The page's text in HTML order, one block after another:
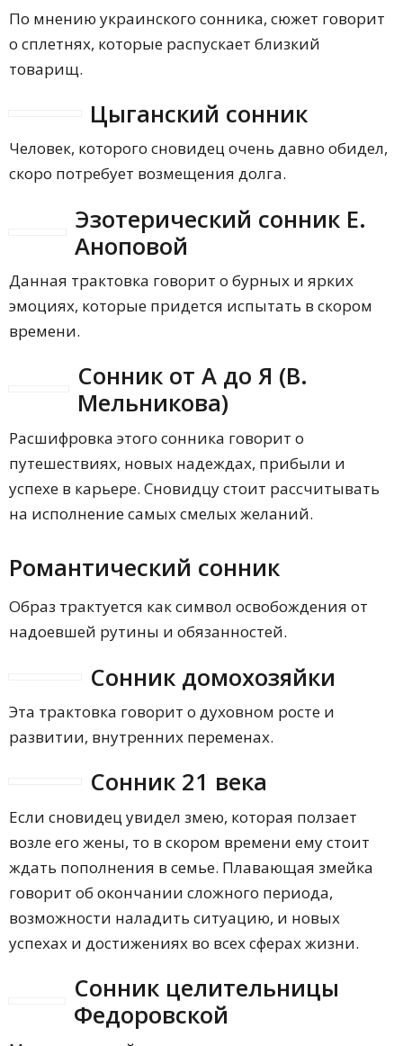
По мнению украинского сонника, сюжет говорит
о сплетнях, которые распускает близкий
товарищ.
Цыганский сонник
Человек, которого сновидец очень давно обидел,
скоро потребует возмещения долга.
Эзотерический сонник Е.
Аноповой
Данная трактовка говорит о бурных и ярких
эмоциях, которые придется испытать в скором
времени.
Сонник от А до Я (В.
Мельникова)
Расшифровка этого сонника говорит о
путешествиях, новых надеждах, прибыли и
успехе в карьере. Сновидцу стоит рассчитывать
на исполнение самых смелых желаний.
Романтический сонник
Образ трактуется как символ освобождения от
надоевшей рутины и обязанностей.
Сонник домохозяйки
Эта трактовка говорит о духовном росте и
развитии, внутренних переменах.
Сонник 21 века
Если сновидец увидел змею, которая ползает
возле его жены, то в скором времени ему стоит
ждать пополнения в семье. Плавающая змейка
говорит об окончании сложного периода,
возможности наладить ситуацию, и новых
успехах и достижениях во всех сферах жизни.
Сонник целительницы
Федоровской